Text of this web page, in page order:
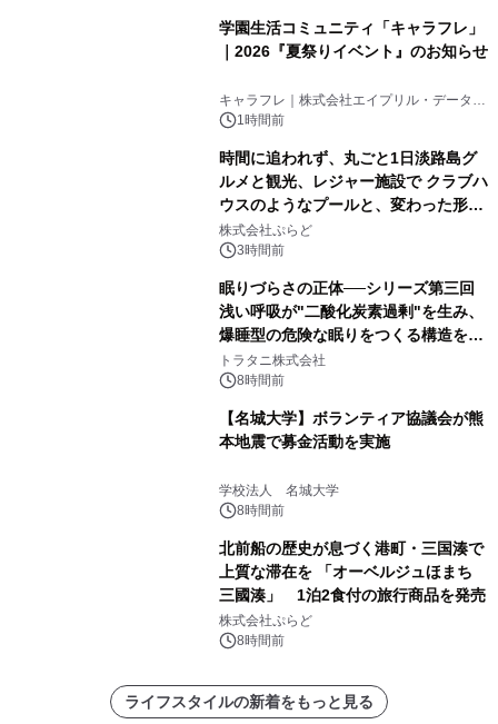
学園生活コミュニティ「キャラフレ」
｜2026『夏祭りイベント』のお知らせ
キャラフレ｜株式会社エイプリル・データ・
デザインズ
1時間前
時間に追われず、丸ごと1日淡路島グ
ルメと観光、レジャー施設で クラブハ
ウスのようなプールと、変わった形の
サウナも 「THE BOXY AWAJI」のお
得な素泊まり連泊プランで
株式会社ぷらど
3時間前
眠りづらさの正体──シリーズ第三回
浅い呼吸が"二酸化炭素過剰"を生み、
爆睡型の危険な眠りをつくる構造を解
説
トラタニ株式会社
8時間前
【名城大学】ボランティア協議会が熊
本地震で募金活動を実施
学校法人 名城大学
8時間前
北前船の歴史が息づく港町・三国湊で
上質な滞在を 「オーベルジュほまち
三國湊」 1泊2食付の旅行商品を発売
株式会社ぷらど
8時間前
ライフスタイルの新着をもっと見る